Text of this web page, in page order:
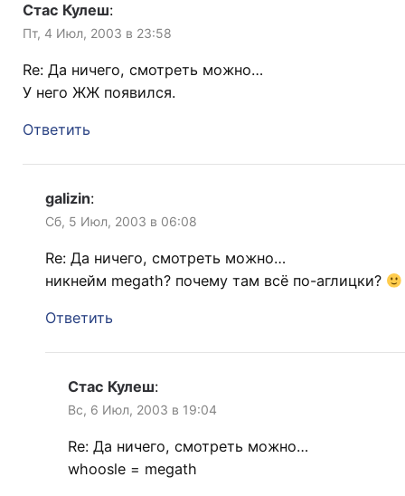
Стас Кулеш:
Пт, 4 Июл, 2003 в 23:58
Re: Да ничего, смотреть можно…
У него ЖЖ появился.
Ответить
galizin:
Сб, 5 Июл, 2003 в 06:08
Re: Да ничего, смотреть можно…
никнейм megath? почему там всё по-аглицки?
Ответить
Стас Кулеш:
Вс, 6 Июл, 2003 в 19:04
Re: Да ничего, смотреть можно…
whoosle = megath